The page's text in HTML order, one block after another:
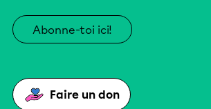
Abonne-toi ici!
Faire un don